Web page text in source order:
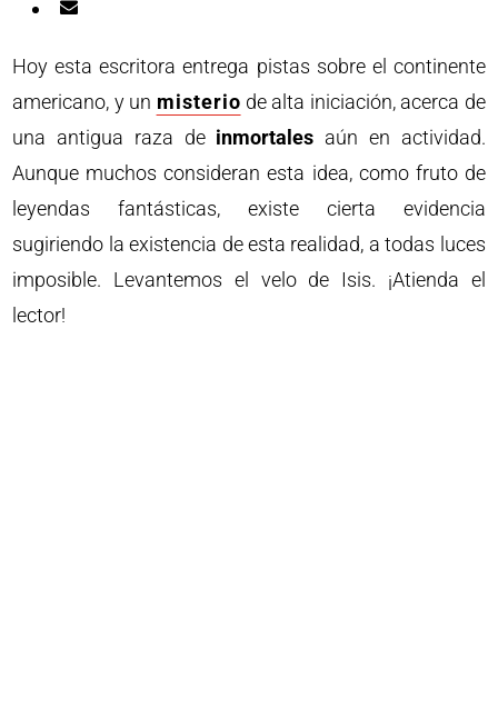
Hoy esta escritora entrega pistas sobre el continente
americano, y un misterio de alta iniciación, acerca de
una antigua raza de inmortales aún en actividad.
Aunque muchos consideran esta idea, como fruto de
leyendas fantásticas, existe cierta evidencia
sugiriendo la existencia de esta realidad, a todas luces
imposible. Levantemos el velo de Isis. ¡Atienda el
lector!